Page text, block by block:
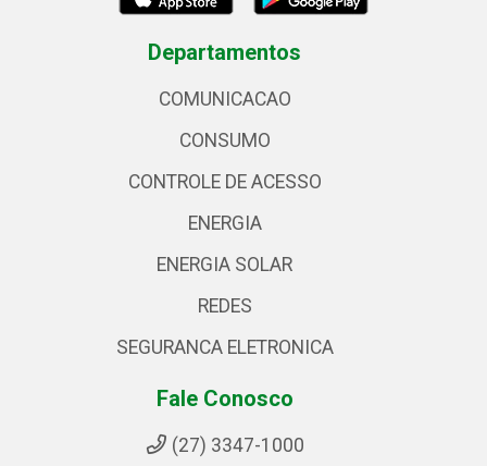
Departamentos
COMUNICACAO
CONSUMO
CONTROLE DE ACESSO
ENERGIA
ENERGIA SOLAR
REDES
SEGURANCA ELETRONICA
Fale Conosco
(27) 3347-1000